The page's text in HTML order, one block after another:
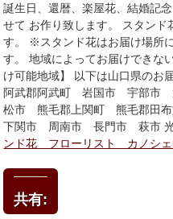
誕生日、還暦、楽屋花、結婚記
せて お作り致します。 スタンド
す。 ※スタンド花はお届け場所
す。 地域によってお届けでき
け可能地域】 以下は山口県のお
阿武郡阿武町 岩国市 宇部市
松市 熊毛郡上関町 熊毛郡田
下関市 周南市 長門市 萩市
ンド花 フローリスト カノシェ
共有: